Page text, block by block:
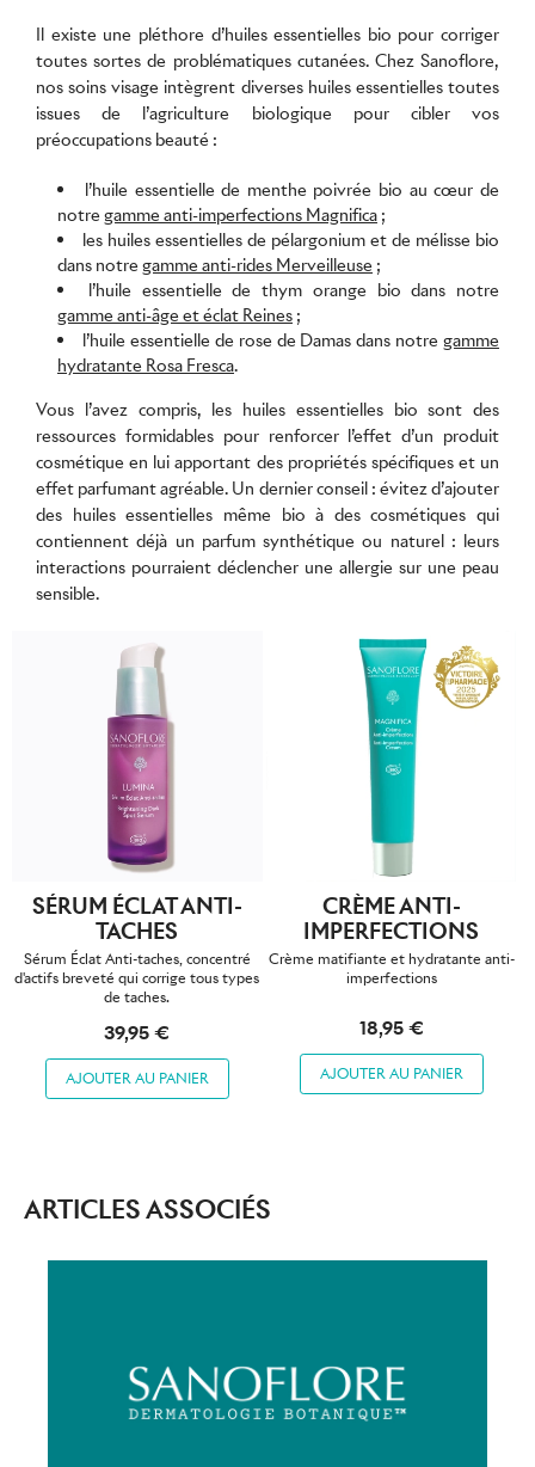
Il existe une pléthore d’huiles essentielles bio pour corriger
toutes sortes de problématiques cutanées. Chez Sanoflore,
nos soins visage intègrent diverses huiles essentielles toutes
issues de l’agriculture biologique pour cibler vos
préoccupations beauté :
l’huile essentielle de menthe poivrée bio au cœur de
notregamme anti-imperfections Magnifica ;
les huiles essentielles de pélargonium et de mélisse bio
dans notregamme anti-rides Merveilleuse ;
l’huile essentielle de thym orange bio dans notre
gamme anti-âge et éclat Reines ;
l’huile essentielle de rose de Damas dans notregamme
hydratante Rosa Fresca.
Vous l’avez compris, les huiles essentielles bio sont des
ressources formidables pour renforcer l’effet d’un produit
cosmétique en lui apportant des propriétés spécifiques et un
effet parfumant agréable. Un dernier conseil : évitez d’ajouter
des huiles essentielles même bio à des cosmétiques qui
contiennent déjà un parfum synthétique ou naturel : leurs
interactions pourraient déclencher une allergie sur une peau
sensible.
SÉRUM ÉCLAT ANTI-
TACHES
Sérum Éclat Anti-taches, concentré
d'actifs breveté qui corrige tous types
de taches.
39,95 €
AJOUTER AU PANIER
CRÈME ANTI-
IMPERFECTIONS
Crème matifiante et hydratante anti-
imperfections
18,95 €
AJOUTER AU PANIER
ARTICLES ASSOCIÉS